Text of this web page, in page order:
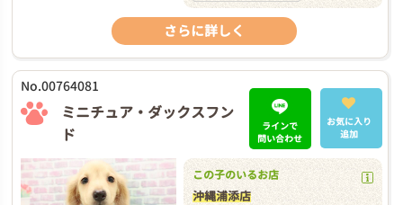
さらに詳しく
No.00764081
ミニチュア・ダックスフン
ド
ラインで
問い合わせ
お気に入り
追加
この子のいるお店
沖縄浦添店